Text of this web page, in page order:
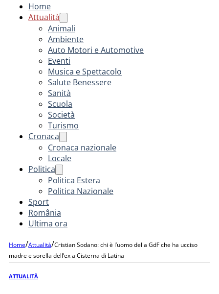
Home
Attualità
Animali
Ambiente
Auto Motori e Automotive
Eventi
Musica e Spettacolo
Salute Benessere
Sanità
Scuola
Società
Turismo
Cronaca
Cronaca nazionale
Locale
Politica
Politica Estera
Politica Nazionale
Sport
România
Ultima ora
Home/Attualità/Cristian Sodano: chi è l’uomo della GdF che ha ucciso
madre e sorella dell’ex a Cisterna di Latina
ATTUALITÀ